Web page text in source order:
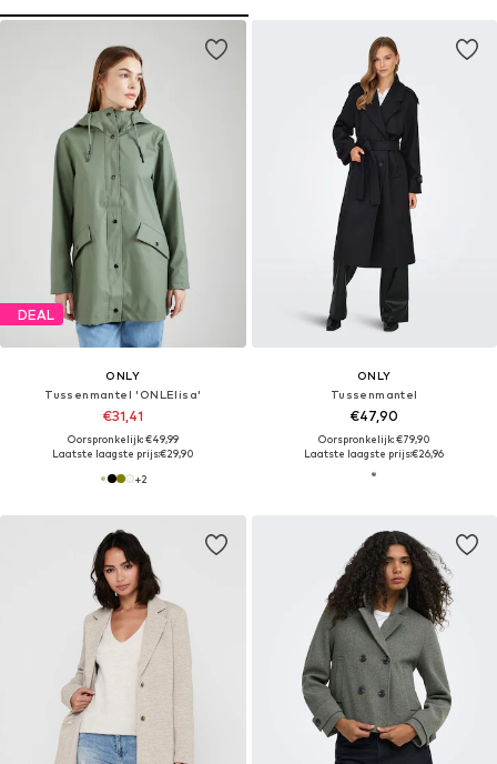
DEAL
ONLY
Tussenmantel 'ONLElisa'
€31,41
Oorspronkelijk: €49,99
Laatste laagste prijs:€29,90
+2
ONLY
Tussenmantel
€47,90
Oorspronkelijk: €79,90
Laatste laagste prijs:€26,96